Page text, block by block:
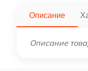
Описание
Описание